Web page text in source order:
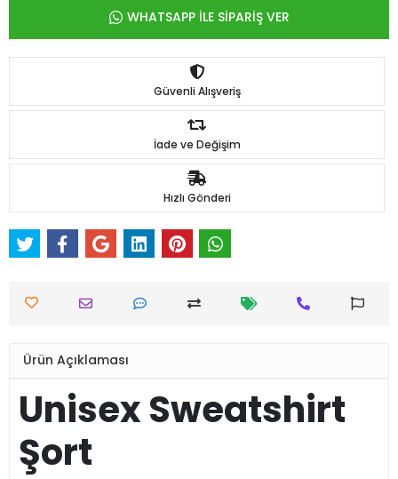
WHATSAPP İLE SİPARİŞ VER
Güvenli Alışveriş
İade ve Değişim
Hızlı Gönderi
Ürün Açıklaması
Unisex Sweatshirt
Şort